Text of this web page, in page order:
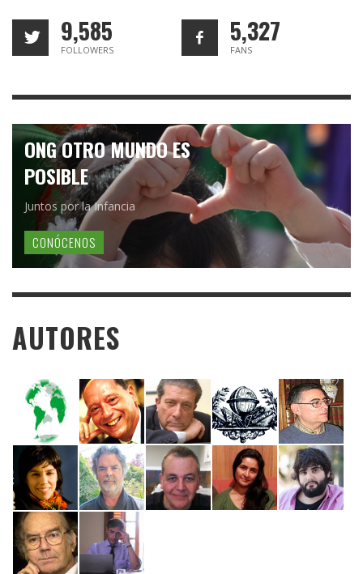
9,585
FOLLOWERS
5,327
FANS
ONG OTRO MUNDO ES
POSIBLE
Juntos por la Infancia
CONÓCENOS
AUTORES